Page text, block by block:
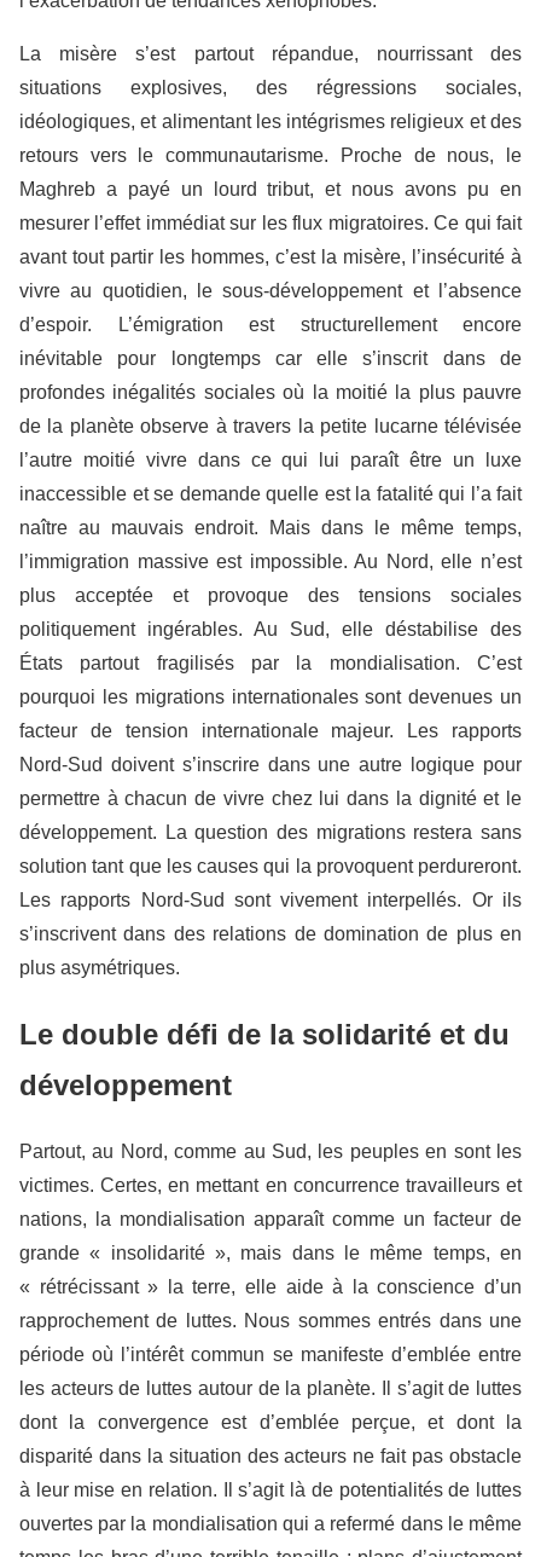
La misère s’est partout répandue, nourrissant des
situations explosives, des régressions sociales,
idéologiques, et alimentant les intégrismes religieux et des
retours vers le communautarisme. Proche de nous, le
Maghreb a payé un lourd tribut, et nous avons pu en
mesurer l’effet immédiat sur les flux migratoires. Ce qui fait
avant tout partir les hommes, c’est la misère, l’insécurité à
vivre au quotidien, le sous-développement et l’absence
d’espoir. L’émigration est structurellement encore
inévitable pour longtemps car elle s’inscrit dans de
profondes inégalités sociales où la moitié la plus pauvre
de la planète observe à travers la petite lucarne télévisée
l’autre moitié vivre dans ce qui lui paraît être un luxe
inaccessible et se demande quelle est la fatalité qui l’a fait
naître au mauvais endroit. Mais dans le même temps,
l’immigration massive est impossible. Au Nord, elle n’est
plus acceptée et provoque des tensions sociales
politiquement ingérables. Au Sud, elle déstabilise des
États partout fragilisés par la mondialisation. C’est
pourquoi les migrations internationales sont devenues un
facteur de tension internationale majeur. Les rapports
Nord-Sud doivent s’inscrire dans une autre logique pour
permettre à chacun de vivre chez lui dans la dignité et le
développement. La question des migrations restera sans
solution tant que les causes qui la provoquent perdureront.
Les rapports Nord-Sud sont vivement interpellés. Or ils
s’inscrivent dans des relations de domination de plus en
plus asymétriques.
Le double défi de la solidarité et du
développement
Partout, au Nord, comme au Sud, les peuples en sont les
victimes. Certes, en mettant en concurrence travailleurs et
nations, la mondialisation apparaît comme un facteur de
grande « insolidarité », mais dans le même temps, en
« rétrécissant » la terre, elle aide à la conscience d’un
rapprochement de luttes. Nous sommes entrés dans une
période où l’intérêt commun se manifeste d’emblée entre
les acteurs de luttes autour de la planète. Il s’agit de luttes
dont la convergence est d’emblée perçue, et dont la
disparité dans la situation des acteurs ne fait pas obstacle
à leur mise en relation. Il s’agit là de potentialités de luttes
ouvertes par la mondialisation qui a refermé dans le même